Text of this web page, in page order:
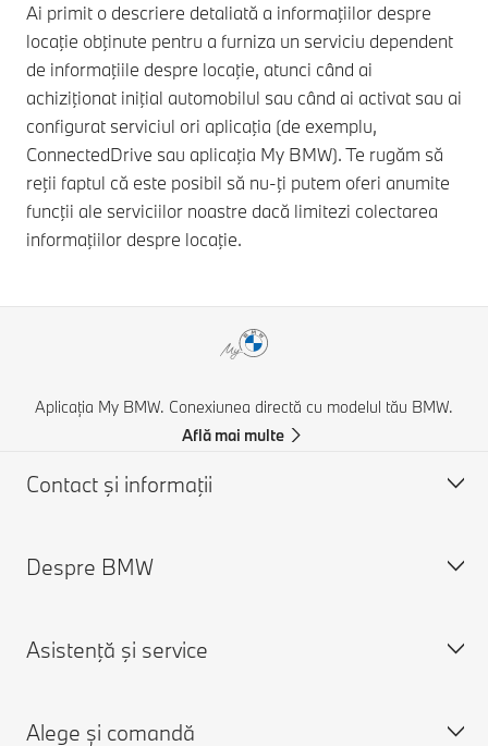
Ai primit o descriere detaliată a informaţiilor despre
locaţie obţinute pentru a furniza un serviciu dependent
de informaţiile despre locaţie, atunci când ai
achiziţionat iniţial automobilul sau când ai activat sau ai
configurat serviciul ori aplicaţia (de exemplu,
ConnectedDrive sau aplicaţia My BMW). Te rugăm să
reţii faptul că este posibil să nu-ţi putem oferi anumite
funcţii ale serviciilor noastre dacă limitezi colectarea
informaţiilor despre locaţie.
Aplicația My BMW. Conexiunea directă cu modelul tău BMW.
Află mai multe
Contact şi informaţii
Asistență și Contact
Caută un partener BMW
Cere o ofertă
Despre BMW
Despre noi
Despre BMW Group
Asistenţă şi service
Programare în service
Alege și comandă